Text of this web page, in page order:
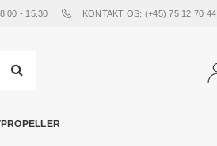
- 15.30 KONTAKT OS: (+45) 75 12 70 44